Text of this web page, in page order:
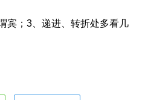
宾；3、递进、转折处多看几